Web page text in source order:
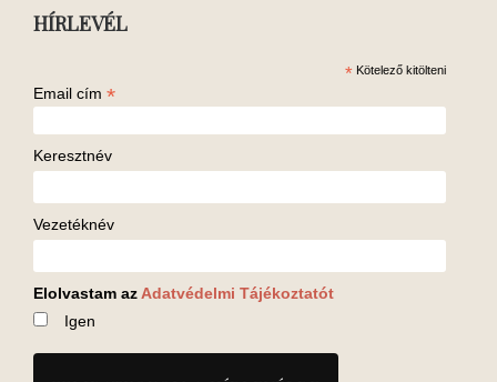
HÍRLEVÉL
* Kötelező kitölteni
Email cím *
Keresztnév
Vezetéknév
Elolvastam az Adatvédelmi Tájékoztatót
Igen